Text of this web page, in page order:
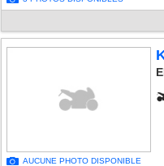
AUCUNE PHOTO DISPONIBLE